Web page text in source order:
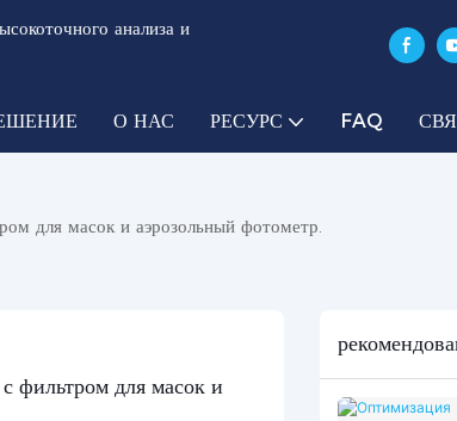
анализа и
О НАС РЕСУРС FAQ
для масок и аэрозольный фотометр.
фильтром для масок и